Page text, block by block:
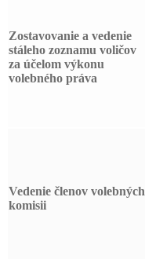
Zostavovanie a vedenie
stáleho zoznamu voličov
za účelom výkonu
volebného práva
Vedenie členov volebných
komisii